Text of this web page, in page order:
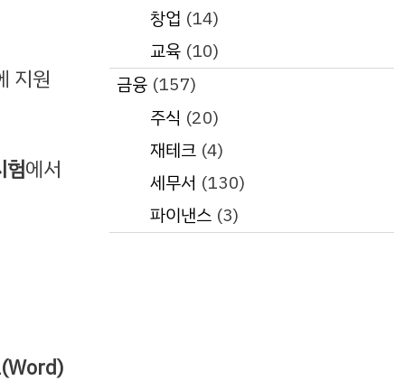
지원
험에서
창업 (14)
교육(10)
금융 (157)
주식 (20)
재테크(4)
세무서 (130)
파이낸스(3)